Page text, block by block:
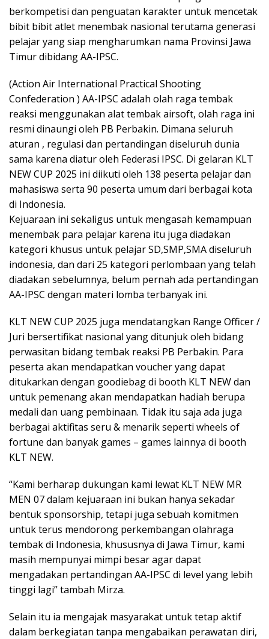
berkompetisi dan penguatan karakter untuk mencetak
bibit bibit atlet menembak nasional terutama generasi
pelajar yang siap mengharumkan nama Provinsi Jawa
Timur dibidang AA-IPSC.
(Action Air International Practical Shooting
Confederation ) AA-IPSC adalah olah raga tembak
reaksi menggunakan alat tembak airsoft, olah raga ini
resmi dinaungi oleh PB Perbakin. Dimana seluruh
aturan , regulasi dan pertandingan diseluruh dunia
sama karena diatur oleh Federasi IPSC. Di gelaran KLT
NEW CUP 2025 ini diikuti oleh 138 peserta pelajar dan
mahasiswa serta 90 peserta umum dari berbagai kota
di Indonesia.
Kejuaraan ini sekaligus untuk mengasah kemampuan
menembak para pelajar karena itu juga diadakan
kategori khusus untuk pelajar SD,SMP,SMA diseluruh
indonesia, dan dari 25 kategori perlombaan yang telah
diadakan sebelumnya, belum pernah ada pertandingan
AA-IPSC dengan materi lomba terbanyak ini.
KLT NEW CUP 2025 juga mendatangkan Range Officer /
Juri bersertifikat nasional yang ditunjuk oleh bidang
perwasitan bidang tembak reaksi PB Perbakin. Para
peserta akan mendapatkan voucher yang dapat
ditukarkan dengan goodiebag di booth KLT NEW dan
untuk pemenang akan mendapatkan hadiah berupa
medali dan uang pembinaan. Tidak itu saja ada juga
berbagai aktifitas seru & menarik seperti wheels of
fortune dan banyak games – games lainnya di booth
KLT NEW.
“Kami berharap dukungan kami lewat KLT NEW MR
MEN 07 dalam kejuaraan ini bukan hanya sekadar
bentuk sponsorship, tetapi juga sebuah komitmen
untuk terus mendorong perkembangan olahraga
tembak di Indonesia, khususnya di Jawa Timur, kami
masih mempunyai mimpi besar agar dapat
mengadakan pertandingan AA-IPSC di level yang lebih
tinggi lagi” tambah Mirza.
Selain itu ia mengajak masyarakat untuk tetap aktif
dalam berkegiatan tanpa mengabaikan perawatan diri,